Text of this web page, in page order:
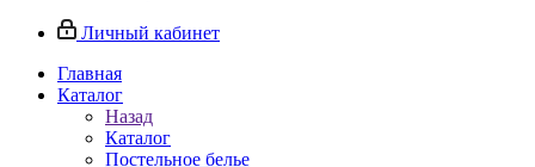
Личный кабинет
Главная
Каталог
Назад
Каталог
Постельное белье